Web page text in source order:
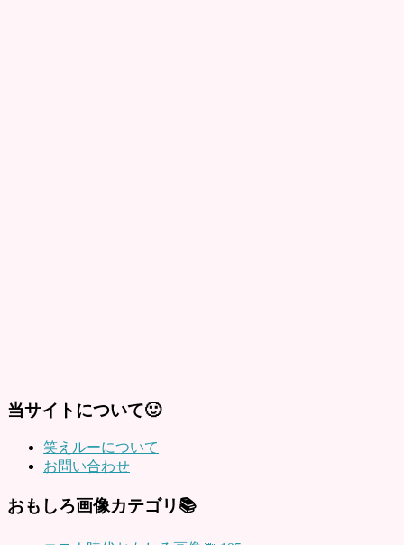
当サイトについて🙂
笑えルーについて
お問い合わせ
おもしろ画像カテゴリ📚